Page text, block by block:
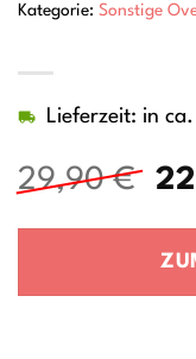
29,90€
Lieferzeit: in
Kategorie: Sonstige